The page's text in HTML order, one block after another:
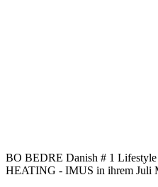
BO BEDRE Danish # 1
HEATING - IMUS in ihrem Juli